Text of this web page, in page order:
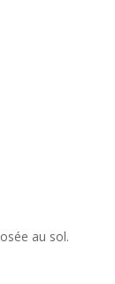
au sol.